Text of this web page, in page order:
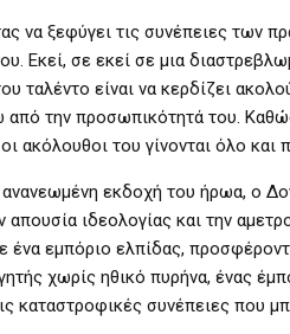
να ξεφύγει τις συνέπειες των
Εκεί, σε εκεί σε μια
ταλέντο είναι να κερδίζει
από την προσωπικότητά του.
ακόλουθοι του γίνονται όλο
ανανεωμένη εκδοχή του ήρωα, ο
απουσία ιδεολογίας και την
ένα εμπόριο ελπίδας,
χωρίς ηθικό πυρήνα, ένας
καταστροφικές συνέπειες που